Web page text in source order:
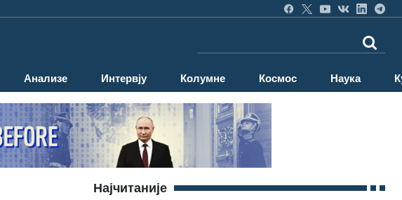
Анализе Интервју Колумне Космос Наука
Најчитаније